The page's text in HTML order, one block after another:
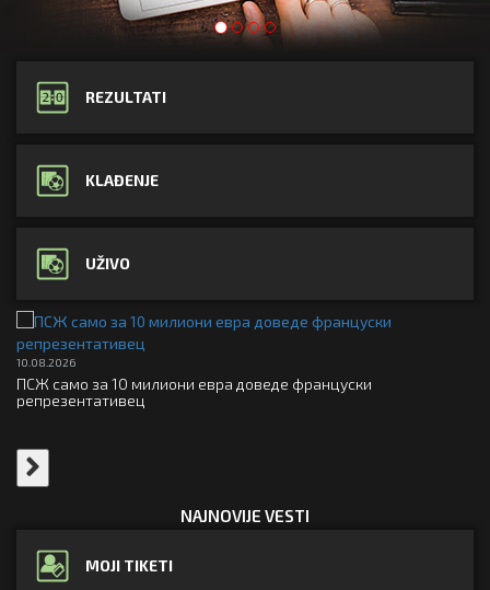
REZULTATI
KLAĐENJE
UŽIVO
10.08.2026
ПСЖ само за 10 милиони евра доведе француски
репрезентативец
NAJNOVIJE VESTI
MOJI TIKETI